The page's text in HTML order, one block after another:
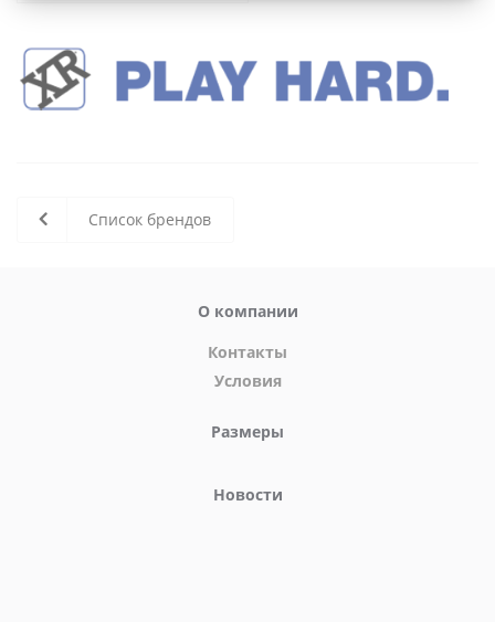
Список брендов
О компании
Контакты
Условия
Размеры
Новости